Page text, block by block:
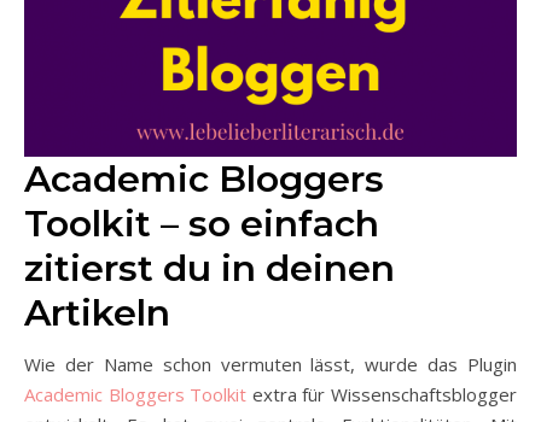
Academic Bloggers
Toolkit – so einfach
zitierst du in deinen
Artikeln
Wie der Name schon vermuten lässt, wurde das Plugin
Academic Bloggers Toolkit extra für Wissenschaftsblogger